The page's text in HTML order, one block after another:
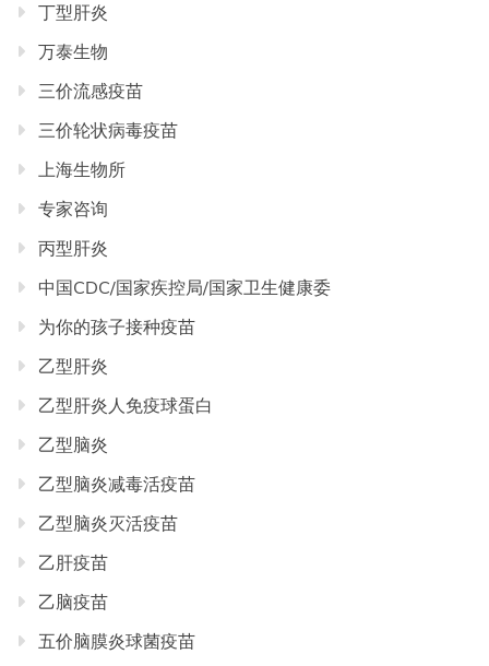
丁型肝炎
万泰生物
三价流感疫苗
三价轮状病毒疫苗
上海生物所
专家咨询
丙型肝炎
中国CDC/国家疾控局/国家卫生健康委
为你的孩子接种疫苗
乙型肝炎
乙型肝炎人免疫球蛋白
乙型脑炎
乙型脑炎减毒活疫苗
乙型脑炎灭活疫苗
乙肝疫苗
乙脑疫苗
五价脑膜炎球菌疫苗